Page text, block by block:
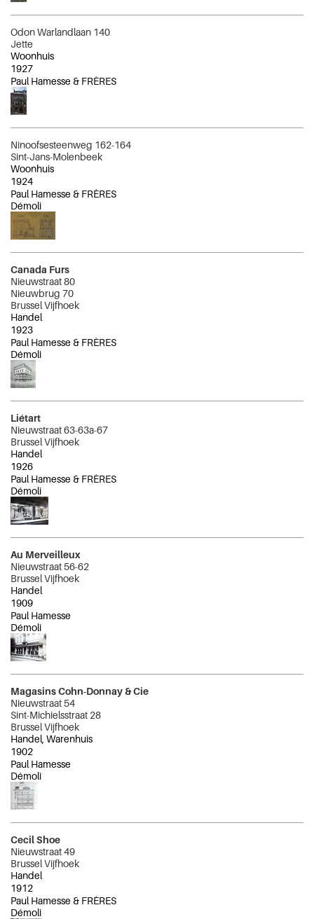
Odon Warlandlaan 140
Jette
Woonhuis
1927
Paul Hamesse & FRÈRES
Ninoofsesteenweg 162-164
Sint-Jans-Molenbeek
Woonhuis
1924
Paul Hamesse & FRÈRES
Démoli
Canada Furs
Nieuwstraat 80
Nieuwbrug 70
Brussel Vijfhoek
Handel
1923
Paul Hamesse & FRÈRES
Démoli
Liétart
Nieuwstraat 63-63a-67
Brussel Vijfhoek
Handel
1926
Paul Hamesse & FRÈRES
Démoli
Au Merveilleux
Nieuwstraat 56-62
Brussel Vijfhoek
Handel
1909
Paul Hamesse
Démoli
Magasins Cohn-Donnay & Cie
Nieuwstraat 54
Sint-Michielsstraat 28
Brussel Vijfhoek
Handel, Warenhuis
1902
Paul Hamesse
Démoli
Cecil Shoe
Nieuwstraat 49
Brussel Vijfhoek
Handel
1912
Paul Hamesse & FRÈRES
Démoli